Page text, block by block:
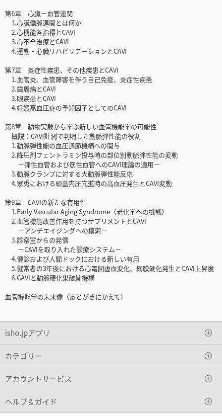
第6章 心臓－血管連関
1.心臓働脈連関とは何か
2.心機能各指標とCAVI
3.心不全治療とCAVI
4.運動・心臓リハビリテーションとCAVI
第7章 炎症性疾患、その他疾患とCAVI
1.血管炎、血管障害を伴う自己免疫、炎症性疾患
2.歯周病とCAVI
3.眼疾患とCAVI
4.妊娠高血圧症の予知因子としてのCAVI
第8章 動物実験から学ぶ新しい血管機能学の可能性
概説：CAVI計測で判明した動脈弾性能の役割
1.動脈弾性能の血圧調節機構への関与
2.降圧剤フェントラミン投与時の部位別動脈弾性能の変動
－弾性血管および筋性血管へのCAVI理論の適用－
3.動脈クランプに対する大動脈弾性能反応
4.家兎における頭蓋内圧亢進時の高血圧発生とCAVI変動
策9章 CAVIの新たな有用性
1.Early Vascular Aging Syndrome（老化学への挑戦）
2.血管機能改善作用を持つサプリメントとCAVI
－アンチエイジングヘの模索－
3.診察室からの発信
－CAVIを取り入れた診療システム－
4.健診および人間ドックにおける新しい有用
5.健常者の3年後における心電図虚血変化、網膜硬化発生とCAVI上昇度
6.CAVIと動脈硬化巣破綻機構
血管機能学の未来像（あとがきにかえて）
isho.jpアプリ
カテゴリー
アカウントサービス
ヘルプ＆ガイド